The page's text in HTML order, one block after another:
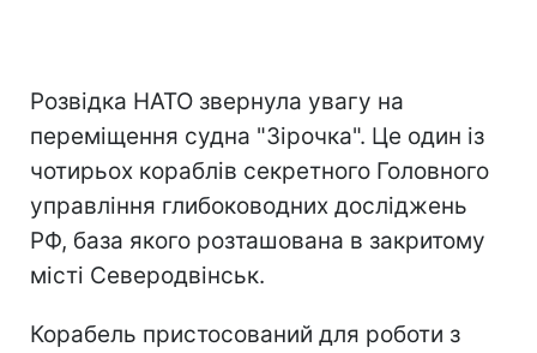
Розвідка НАТО звернула увагу на
переміщення судна "Зірочка". Це один із
чотирьох кораблів секретного Головного
управління глибоководних досліджень
РФ, база якого розташована в закритому
місті Северодвінськ.
Корабель пристосований для роботи з